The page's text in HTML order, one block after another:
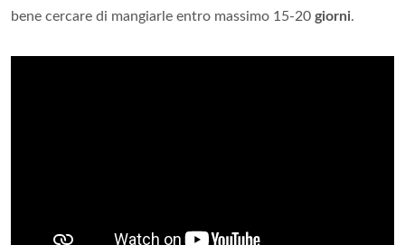
bene cercare di mangiarle entro massimo 15-20 giorni.